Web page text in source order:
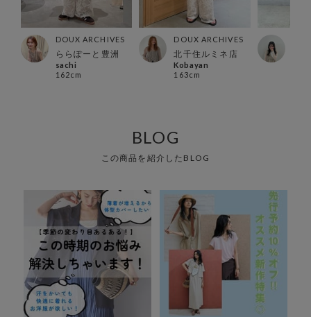
DOUX ARCHIVES
ららぽーと豊洲
sachi
162cm
DOUX ARCHIVES
北千住ルミネ店
Kobayan
163cm
BLOG
この商品を紹介したBLOG